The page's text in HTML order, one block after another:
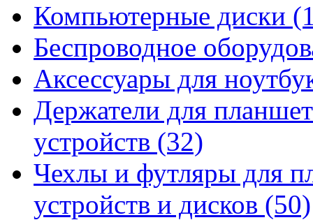
Компьютерные диски
Беспроводное
Аксессуары для
Держатели для
устройств (32)
Чехлы и футляры для
устройств и дисков (50)